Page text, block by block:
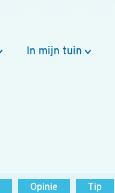
In mijn tuin
Opinie Tip